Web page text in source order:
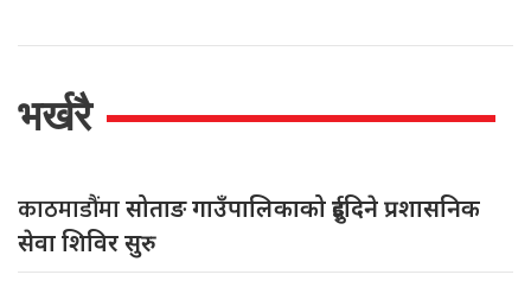
भर्खरै
काठमाडौंमासोताङ गाउँपालिकाको दुईदिने प्रशासनिक
सेवा शिविर सुरु